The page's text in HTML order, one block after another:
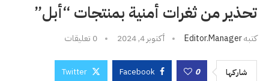
تحذير من ثغرات أمنية بمنتجات “أبل”
كتبهEditor.manager أكتوبر 4, 2024 0 تعليقات
شاركها 0
Facebook
Twitter